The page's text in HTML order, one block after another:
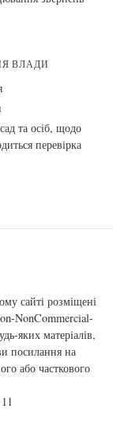
ВЛАДИ
та осіб, щодо
перевірка
сайті розміщені
NonCommercial-
яких матеріалів,
посилання на
або часткового